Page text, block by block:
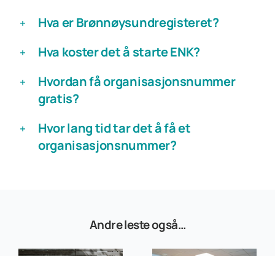
Hva er Brønnøysundregisteret?
Hva koster det å starte ENK?
Hvordan få organisasjonsnummer
gratis?
Hvor lang tid tar det å få et
organisasjonsnummer?
Andre leste også…